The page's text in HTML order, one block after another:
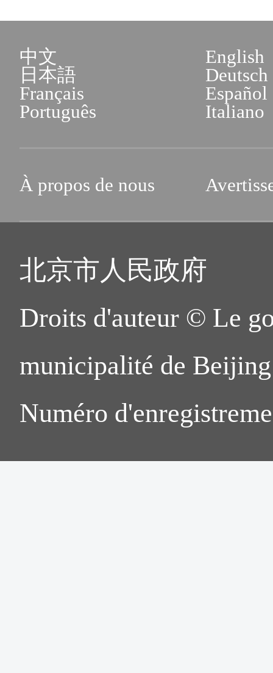
中文
English
日本語
Deutsch
Français
Español
Português
Italiano
À propos de nous
北京市人民政府
Droits d'auteur © Le
municipalité de
Numéro